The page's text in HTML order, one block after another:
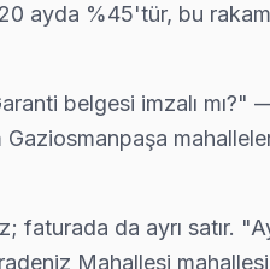
20 ayda %45'tür, bu
belgesi imzalı
da ayrı satır.
Mahallesi